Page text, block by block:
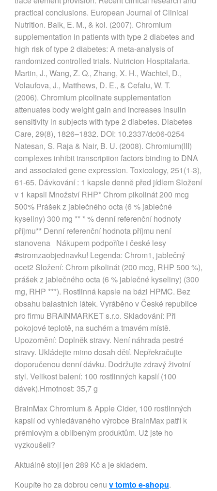
practical conclusions. European Journal of Clinical
Nutrition. Balk, E. M., & kol. (2007). Chromium
supplementation in patients with type 2 diabetes and
high risk of type 2 diabetes: A meta‑analysis of
randomized controlled trials. Nutricion Hospitalaria.
Martin, J., Wang, Z. Q., Zhang, X. H., Wachtel, D.,
Volaufova, J., Matthews, D. E., & Cefalu, W. T.
(2006). Chromium picolinate supplementation
attenuates body weight gain and increases insulin
sensitivity in subjects with type 2 diabetes. Diabetes
Care, 29(8), 1826–1832. DOI: 10.2337/dc06‑0254
Natesan, S. Raja & Nair, B. U. (2008). Chromium(III)
complexes inhibit transcription factors binding to DNA
and associated gene expression. Toxicology, 251(1‑3),
61‑65. Dávkování : 1 kapsle denně před jídlem Složení
v 1 kapsli Množství RHP* Chrom pikolinát 200 mcg
500% Prášek z jablečného octa (6 % jablečné
kyseliny) 300 mg ** * % denní referenční hodnoty
příjmu** Denní referenční hodnota příjmu není
stanovena Nákupem podpoříte i české lesy
#stromzaobjednavku! Legenda: Chrom1, jablečný
ocet2 Složení: Chrom pikolinát (200 mcg, RHP 500 %),
prášek z jablečného octa (6 % jablečné kyseliny) (300
mg, RHP ***). Rostlinná kapsle na bázi HPMC. Bez
obsahu balastních látek. Vyráběno v České republice
pro firmu BRAINMARKET s.r.o. Skladování: Při
pokojové teplotě, na suchém a tmavém místě.
Upozornění: Doplněk stravy. Není náhrada pestré
stravy. Ukládejte mimo dosah dětí. Nepřekračujte
doporučenou denní dávku. Dodržujte zdravý životní
styl. Velikost balení: 100 rostlinných kapslí (100
dávek).Hmotnost: 35,7 g
BrainMax Chromium & Apple Cider, 100 rostlinných
kapslí od vyhledávaného výrobce BrainMax patří k
prémiovým a oblíbeným produktům. Už jste ho
vyzkoušeli?
Aktuálně stojí jen 289 Kč a je skladem.
Koupíte ho za dobrou cenu v tomto e-shopu.